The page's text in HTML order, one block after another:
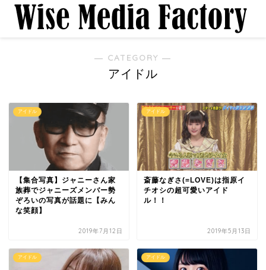
― CATEGORY ―
アイドル
アイドル
【集合写真】ジャニーさん家
族葬でジャニーズメンバー勢
ぞろいの写真が話題に【みん
な笑顔】
2019年7月12日
アイドル
斎藤なぎさ(=LOVE)は指原イ
チオシの超可愛いアイド
ル！！
2019年5月13日
アイドル アイドル